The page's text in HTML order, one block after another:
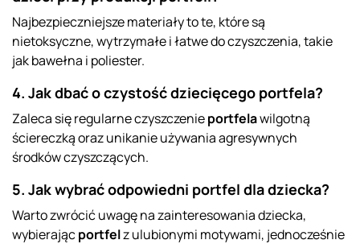
Najbezpieczniejsze materiały to te, które są
nietoksyczne, wytrzymałe i łatwe do czyszczenia, takie
jak bawełna i poliester.
4. Jak dbać o czystość dziecięcego portfela?
Zaleca się regularne czyszczenieportfelawilgotną
ściereczką oraz unikanie używania agresywnych
środków czyszczących.
5. Jak wybrać odpowiedni portfel dla dziecka?
Warto zwrócić uwagę na zainteresowania dziecka,
wybierającportfelz ulubionymi motywami, jednocześnie